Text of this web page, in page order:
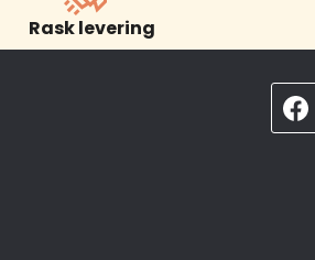
Rask levering